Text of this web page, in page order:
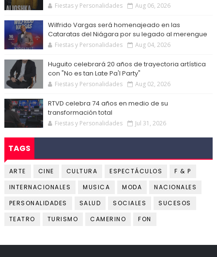
Fiestas y Personalidades Aug 06, 2026
Wilfrido Vargas será homenajeado en las
Cataratas del Niágara por su legado al merengue
Fiestas y Personalidades Aug 04, 2026
Huguito celebrará 20 años de trayectoria artística
con "No es tan Late Pa'l Party"
Fiestas y Personalidades Aug 02, 2026
RTVD celebra 74 años en medio de su
transformación total
Fiestas y Personalidades Jul 31, 2026
TAGS
ARTE CINE CULTURA ESPECTÁCULOS
F & P
INTERNACIONALES
MUSICA MODA
NACIONALES
PERSONALIDADES
SALUD SOCIALES
SUCESOS
TEATRO
TURISMO CAMERINO FON